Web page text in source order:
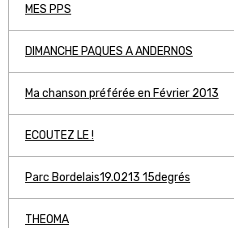
MES PPS
DIMANCHE PAQUES A ANDERNOS
Ma chanson préférée en Février 2013
ECOUTEZ LE !
Parc Bordelais19.0213 15degrés
THEOMA